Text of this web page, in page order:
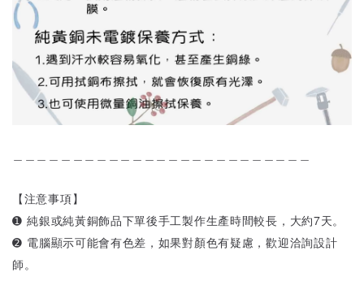
【注意事項】
➊ 純銀或純黃銅飾品下單後手工製作生產時間較長，大約7天。
➋ 電腦顯示可能會有色差，如果對顏色有疑慮，歡迎洽詢設計
師。